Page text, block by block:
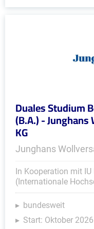
Duales Studium
(B.A.) -
KG
Junghans
In Kooperation mit
(Internationale
bundesweit
Start: Oktober 2026